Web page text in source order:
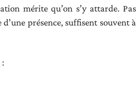
mérite qu’on s’y attarde. Pas
présence, suffisent souvent à
: